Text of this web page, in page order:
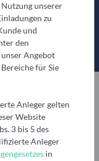
im Überblick
sich gemerkt haben
aus Finanzwelt
Fonds die
über 200
unserer Partner-
Strategien
Informationen zu
unserer
zu
und
den
Angebot
für Sie
Anleger gelten
Website
3 bis 5 des
Anleger
in